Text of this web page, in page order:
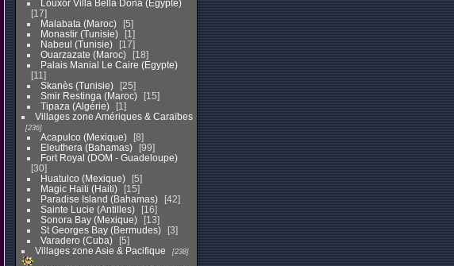
Louxor Villa Bella Dona (Egypte)
17
Malabata (Maroc)
5
Monastir (Tunisie)
1
Nabeul (Tunisie)
17
Ouarzazate (Maroc)
18
Palais Manial Le Caire (Egypte)
11
Skanès (Tunisie)
25
Smir Restinga (Maroc)
15
Tipaza (Algérie)
1
Villages zone Amériques & Caraïbes
236
Acapulco (Mexique)
8
Eleuthera (Bahamas)
99
Fort Royal (DOM - Guadeloupe)
30
Huatulco (Mexique)
5
Magic Haiti (Haiti)
15
Paradise Island (Bahamas)
42
Sainte Lucie (Antilles)
16
Sonora Bay (Mexique)
13
St Georges Bay (Bermudes)
3
Varadero (Cuba)
5
Villages zone Asie & Pacifique
238